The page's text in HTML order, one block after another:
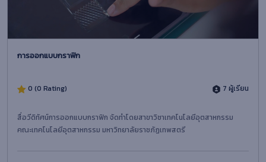
การออกแบบกราฟิก
0 (0 Rating) 7 ผู้เรียน
สื่อวีดิทัศน์การออกแบบกราฟิก จัดทำโดยสาขาวิชาเทคโนโลยีอุตสาหกรรม
คณะเทคโนโลยีอุตสาหกรรม มหาวิทยาลัยราชภัฏเทพสตรี